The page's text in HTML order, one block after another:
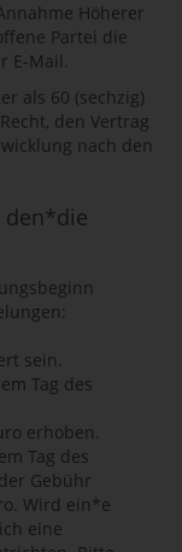
Höherer
Partei die
E-Mail.
als 60 (sechzig)
den Vertrag
nach den
den*die
sein.
Tag des
erhoben.
Tag des
Gebühr
Wird ein*e
eine